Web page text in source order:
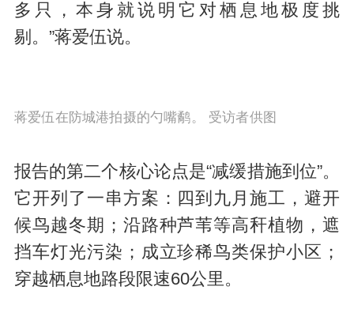
多只，本身就说明它对栖息地极度挑
剔。”蒋爱伍说。
蒋爱伍在防城港拍摄的勺嘴鹬。 受访者供图
报告的第二个核心论点是“减缓措施到位”。
它开列了一串方案：四到九月施工，避开
候鸟越冬期；沿路种芦苇等高秆植物，遮
挡车灯光污染；成立珍稀鸟类保护小区；
穿越栖息地路段限速60公里。